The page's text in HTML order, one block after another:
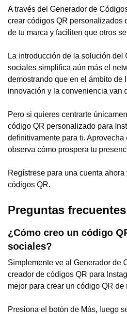
A través del Generador de
crear códigos QR personalizados
de tu marca y faciliten que otros
La introducción de la solución del
sociales simplifica aún más el
demostrando que en el ámbito de
innovación y la conveniencia van
Pero si quieres centrarte
código QR personalizado para
definitivamente para ti. Aprovecha
observa cómo prospera tu
Regístrese para una cuenta
códigos QR.
Preguntas frecuentes
¿Cómo creo un código
sociales?
Simplemente ve al Generador de
creador de códigos QR para
mejor para crear un código QR de
Presiona el botón de Más, luego